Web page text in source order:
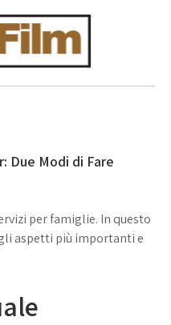
Due Modi di Fare
per famiglie. In questo
aspetti più importanti e